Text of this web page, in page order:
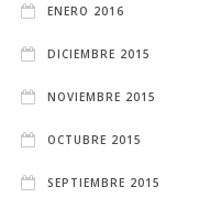
ENERO 2016
DICIEMBRE 2015
NOVIEMBRE 2015
OCTUBRE 2015
SEPTIEMBRE 2015